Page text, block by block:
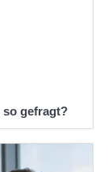
so gefragt?